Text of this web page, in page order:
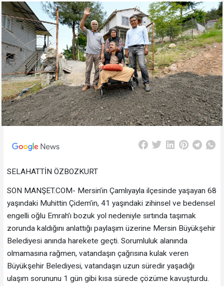
SELAHATTİN ÖZBOZKURT
SON MANŞET.COM- Mersin’in Çamlıyayla ilçesinde yaşayan 68
yaşındaki Muhittin Çidem’in, 41 yaşındaki zihinsel ve bedensel
engelli oğlu Emrah’ı bozuk yol nedeniyle sırtında taşımak
zorunda kaldığını anlattığı paylaşım üzerine Mersin Büyükşehir
Belediyesi anında harekete geçti. Sorumluluk alanında
olmamasına rağmen, vatandaşın çağrısına kulak veren
Büyükşehir Belediyesi, vatandaşın uzun süredir yaşadığı
ulaşım sorununu 1 gün gibi kısa sürede çözüme kavuşturdu.